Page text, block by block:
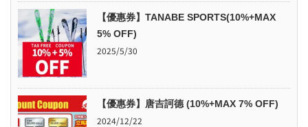
【優惠券】TANABE SPORTS(10%+MAX
5% OFF)
2025/5/30
【優惠券】唐吉訶德 (10%+MAX 7% OFF)
2024/12/22